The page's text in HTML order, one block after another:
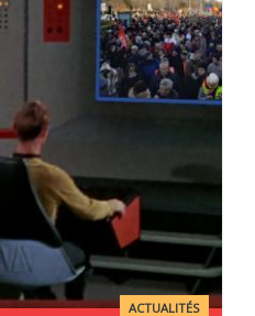
ACTUALITÉS